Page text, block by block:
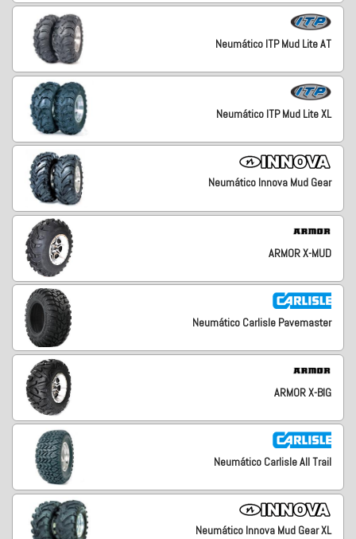
Neumático ITP Mud Lite AT
Neumático ITP Mud Lite XL
Neumático Innova Mud Gear
ARMOR X-MUD
Neumático Carlisle Pavemaster
ARMOR X-BIG
Neumático Carlisle All Trail
Neumático Innova Mud Gear XL